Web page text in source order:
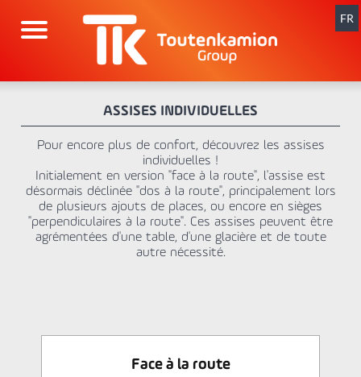
contenu
FR
ASSISES INDIVIDUELLES
Pour encore plus de confort, découvrez les assises
individuelles !
Initialement en version "face à la route", l'assise est
désormais déclinée "dos à la route", principalement lors
de plusieurs ajouts de places, ou encore en sièges
"perpendiculaires à la route". Ces assises peuvent être
agrémentées d'une table, d'une glacière et de toute
autre nécessité.
Face à la route